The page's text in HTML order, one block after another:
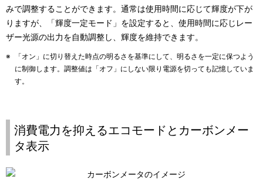
みで調整することができます。通常は使用時間に応じて輝度が下が
りますが、「輝度一定モード」を設定すると、使用時間に応じレー
ザー光源の出力を自動調整し、輝度を維持できます。
※
「オン」に切り替えた時点の明るさを基準にして、明るさを一定に保つよう
に制御します。調整値は「オフ」にしない限り電源を切っても記憶していま
す。
消費電力を抑えるエコモードとカーボンメー
タ表示